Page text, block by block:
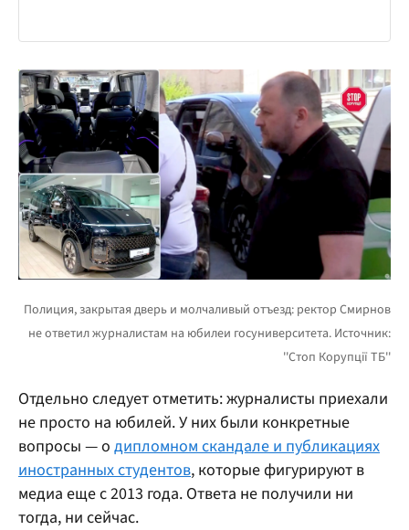
Отдельно следует отметить: журналисты приехали
не просто на юбилей. У них были конкретные
вопросы — о дипломном скандале и публикациях
иностранных студентов, которые фигурируют в
медиа еще с 2013 года. Ответа не получили ни
тогда, ни сейчас.